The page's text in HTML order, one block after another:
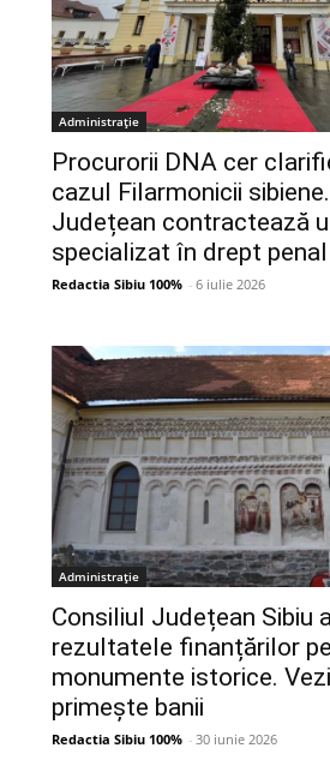
Administrație
Procurorii DNA cer
cazul Filarmonicii
Județean contractează
specializat în drept penal
Redactia Sibiu 100% - 6 iulie 2026
Administrație
Consiliul Județean Sibiu
rezultatele finanțărilor
monumente istorice.
primește banii
Redactia Sibiu 100% - 30 iunie 2026